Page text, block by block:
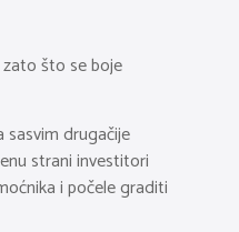
što se boje
drugačije
strani investitori
i počele graditi